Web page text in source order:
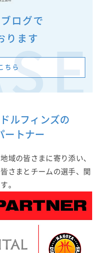
ログで
ります
ちら
ルフィンズの
ートナー
域の皆さまに寄り添い、
さまとチームの選手、関
。